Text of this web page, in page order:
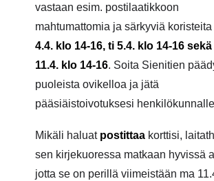
vastaan esim. postilaatikkoon
mahtumattomia ja särkyviä koristeita
4.4. klo 14-16, ti 5.4. klo 14-16
11.4. klo 14-16. Soita Sienitien
puoleista ovikelloa ja jätä
pääsiäistoivotuksesi henkilökunnalle
Mikäli haluat postittaa korttisi,
sen kirjekuoressa matkaan hyvissä
jotta se on perillä viimeistään ma